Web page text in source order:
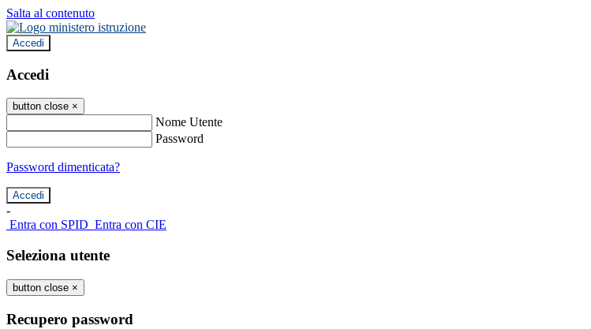
Salta al contenuto
Accedi
Accedi
button close ×
Nome Utente
Password
Password dimenticata?
-
Entra con SPID Entra con CIE
Seleziona utente
button close ×
Recupero password